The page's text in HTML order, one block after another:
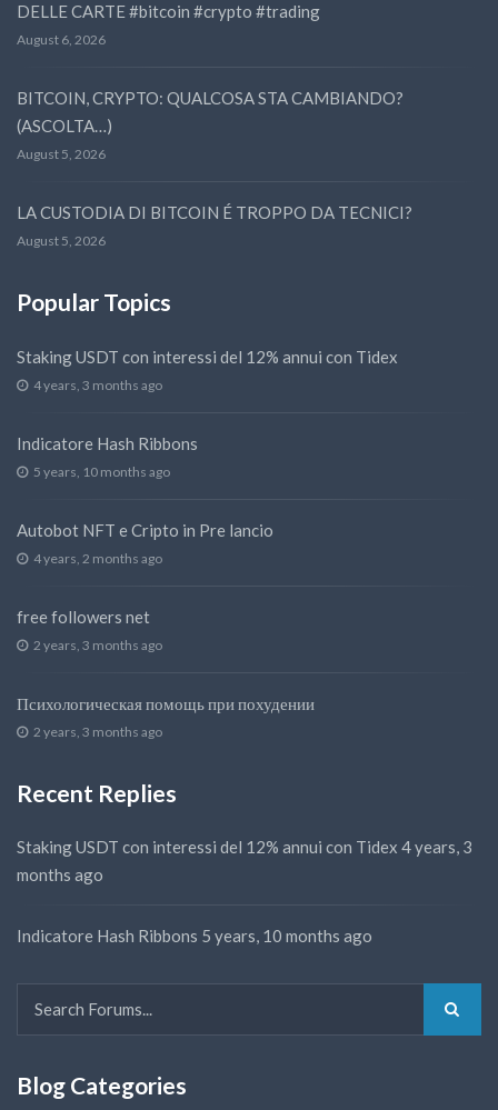
DELLE CARTE #bitcoin #crypto #trading
August 6, 2026
BITCOIN, CRYPTO: QUALCOSA STA CAMBIANDO?
(ASCOLTA…)
August 5, 2026
LA CUSTODIA DI BITCOIN É TROPPO DA TECNICI?
August 5, 2026
Popular Topics
Staking USDT con interessi del 12% annui con Tidex
4 years, 3 months ago
Indicatore Hash Ribbons
5 years, 10 months ago
Autobot NFT e Cripto in Pre lancio
4 years, 2 months ago
free followers net
2 years, 3 months ago
Психологическая помощь при похудении
2 years, 3 months ago
Recent Replies
Staking USDT con interessi del 12% annui con Tidex 4 years, 3
months ago
Indicatore Hash Ribbons 5 years, 10 months ago
Blog Categories